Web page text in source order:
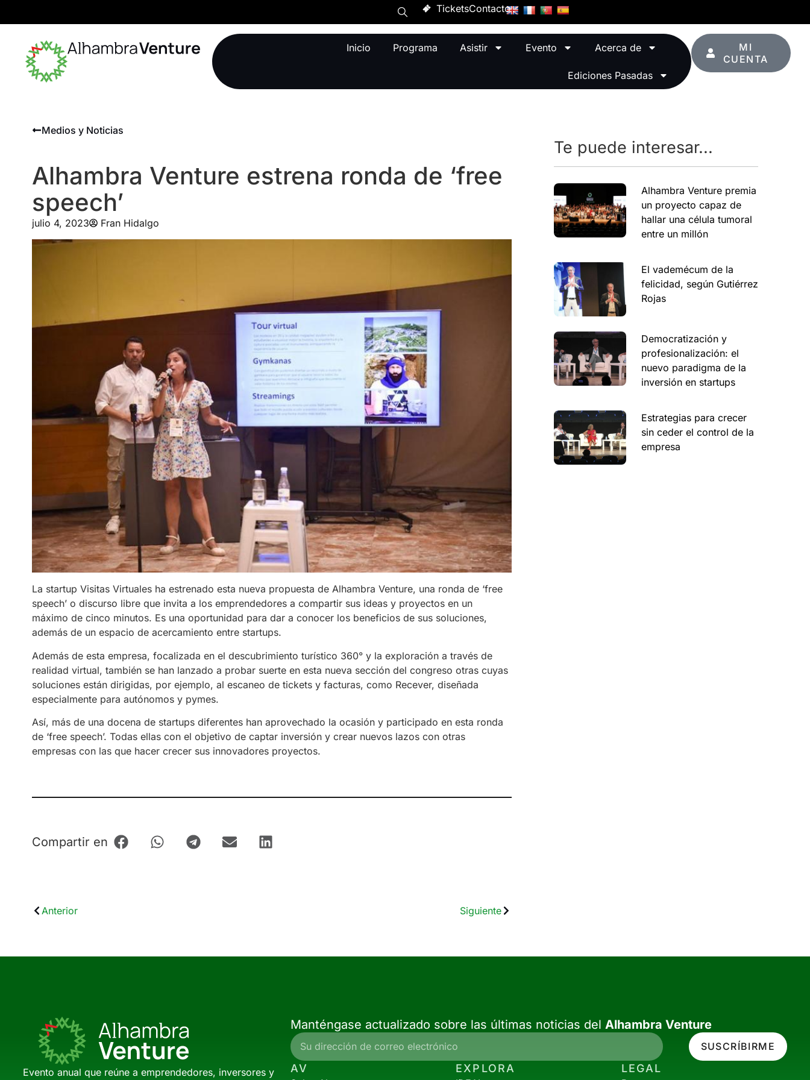
TicketsContacto
Inicio Programa Asistir Evento Acerca de
Ediciones Pasadas
MI
CUENTA
Medios y Noticias
Alhambra Venture estrena ronda de ‘free
speech’
julio 4, 2023 Fran Hidalgo
La startup Visitas Virtuales ha estrenado esta nueva propuesta de Alhambra Venture, una ronda de ‘free
speech’ o discurso libre que invita a los emprendedores a compartir sus ideas y proyectos en un
máximo de cinco minutos. Es una oportunidad para dar a conocer los beneficios de sus soluciones,
además de un espacio de acercamiento entre startups.
Además de esta empresa, focalizada en el descubrimiento turístico 360° y la exploración a través de
realidad virtual, también se han lanzado a probar suerte en esta nueva sección del congreso otras cuyas
soluciones están dirigidas, por ejemplo, al escaneo de tickets y facturas, como Recever, diseñada
especialmente para autónomos y pymes.
Así, más de una docena de startups diferentes han aprovechado la ocasión y participado en esta ronda
de ‘free speech’. Todas ellas con el objetivo de captar inversión y crear nuevos lazos con otras
empresas con las que hacer crecer sus innovadores proyectos.
Compartir en
Anterior Siguiente
Te puede interesar...
Alhambra Venture premia
un proyecto capaz de
hallar una célula tumoral
entre un millón
El vademécum de la
felicidad, según Gutiérrez
Rojas
Democratización y
profesionalización: el
nuevo paradigma de la
inversión en startups
Estrategias para crecer
sin ceder el control de la
empresa
Evento anual que reúne a emprendedores, inversores y
Manténgase actualizado sobre las últimas noticias del Alhambra Venture
SUSCRÍBIRME
AV EXPLORA LEGAL